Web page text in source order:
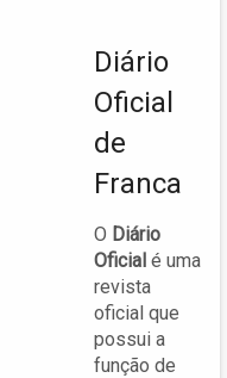
Diário
Oficial
de
Franca
O Diário
Oficial é uma
revista
oficial que
possui a
função de